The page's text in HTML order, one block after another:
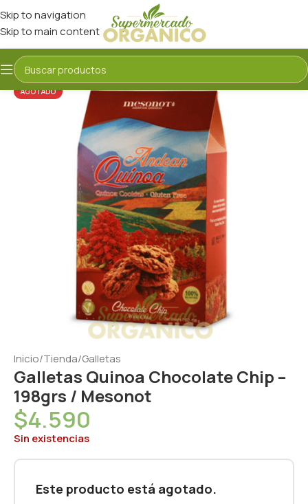
Skip to navigation
Skip to main content
AGOTADO
Inicio/Tienda/Galletas
Galletas Quinoa Chocolate Chip –
198grs / Mesonot
$4.590
Sin existencias
Este producto está agotado.